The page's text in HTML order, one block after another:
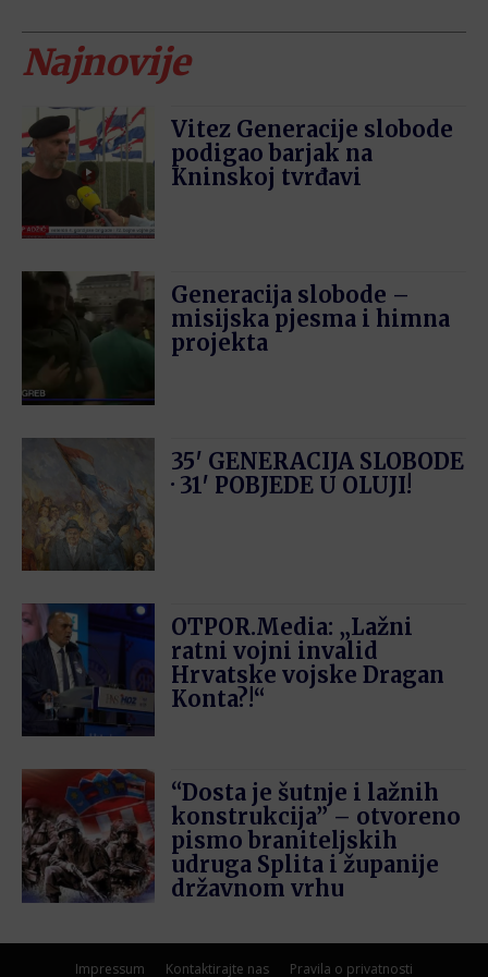
Najnovije
Vitez Generacije slobode
podigao barjak na
Kninskoj tvrđavi
Generacija slobode –
misijska pjesma i himna
projekta
35′ GENERACIJA SLOBODE
· 31′ POBJEDE U OLUJI!
OTPOR.Media: „Lažni
ratni vojni invalid
Hrvatske vojske Dragan
Konta?!“
“Dosta je šutnje i lažnih
konstrukcija” – otvoreno
pismo braniteljskih
udruga Splita i županije
državnom vrhu
Impressum Kontaktirajte nas Pravila o privatnosti